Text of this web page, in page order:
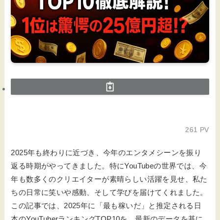
261 PV
2025年も終わりに近づき、今年のエンタメシーンを振り
返る時期がやってきました。特にYouTubeの世界では、今
年も数多くのクリエイターが素晴らしい活躍を見せ、私た
ちの日常に笑いや感動、そして学びを届けてくれました。
この記事では、2025年に「最も稼いだ」と推定される日